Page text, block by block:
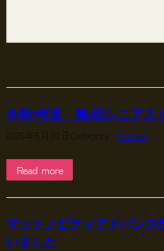
令和7年度 第1回シニアス
Consul
Read more
マットノビティアドバン
いました